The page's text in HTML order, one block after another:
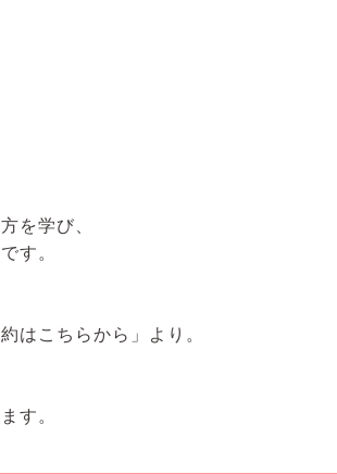
を学び、
す。
はこちらから」より。
す。